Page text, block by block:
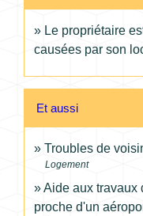
Le propriétaire
causées par son
Et aussi
Troubles de
Logement
Aide aux travaux
proche d'un